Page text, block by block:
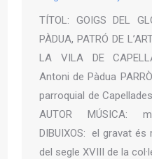
TÍTOL: GOIGS DEL
PÀDUA, PATRÓ DE
LA VILA DE
Antoni de Pàdua
parroquial de
AUTOR MÚSICA:
DIBUIXOS: el gravat és
del segle XVIII de la